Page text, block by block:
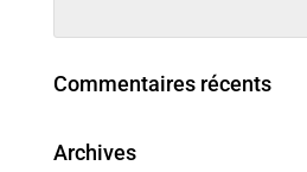
Commentaires récents
Archives